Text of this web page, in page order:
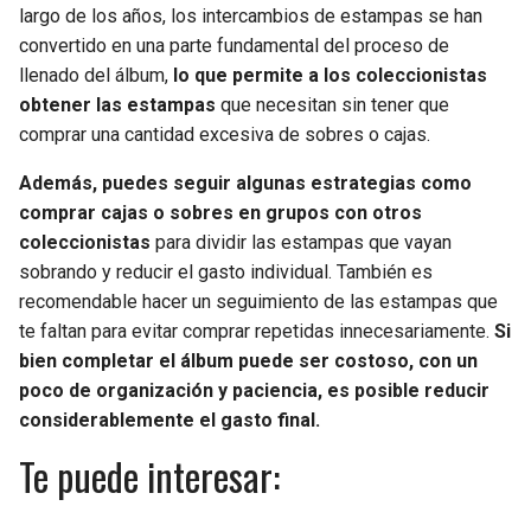
largo de los años, los intercambios de estampas se han
convertido en una parte fundamental del proceso de
llenado del álbum, lo que permite a los coleccionistas
obtener las estampas que necesitan sin tener que
comprar una cantidad excesiva de sobres o cajas.
Además, puedes seguir algunas estrategias como
comprar cajas o sobres en grupos con otros
coleccionistas para dividir las estampas que vayan
sobrando y reducir el gasto individual. También es
recomendable hacer un seguimiento de las estampas que
te faltan para evitar comprar repetidas innecesariamente. Si
bien completar el álbum puede ser costoso, con un
poco de organización y paciencia, es posible reducir
considerablemente el gasto final.
Te puede interesar: